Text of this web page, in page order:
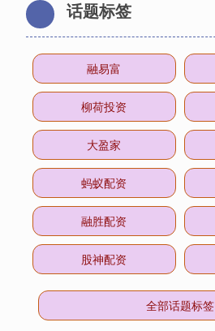
话题标签
融易富
柳荷投资
大盈家
蚂蚁配资
融胜配资
股神配资
全部话题标签